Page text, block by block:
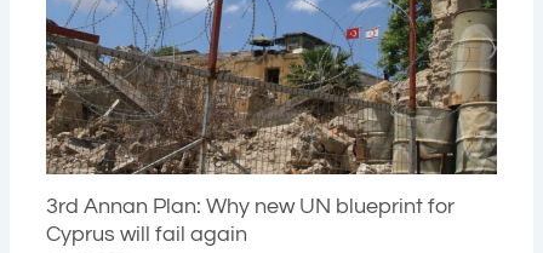
3rd Annan Plan: Why new UN blueprint for
Cyprus will fail again